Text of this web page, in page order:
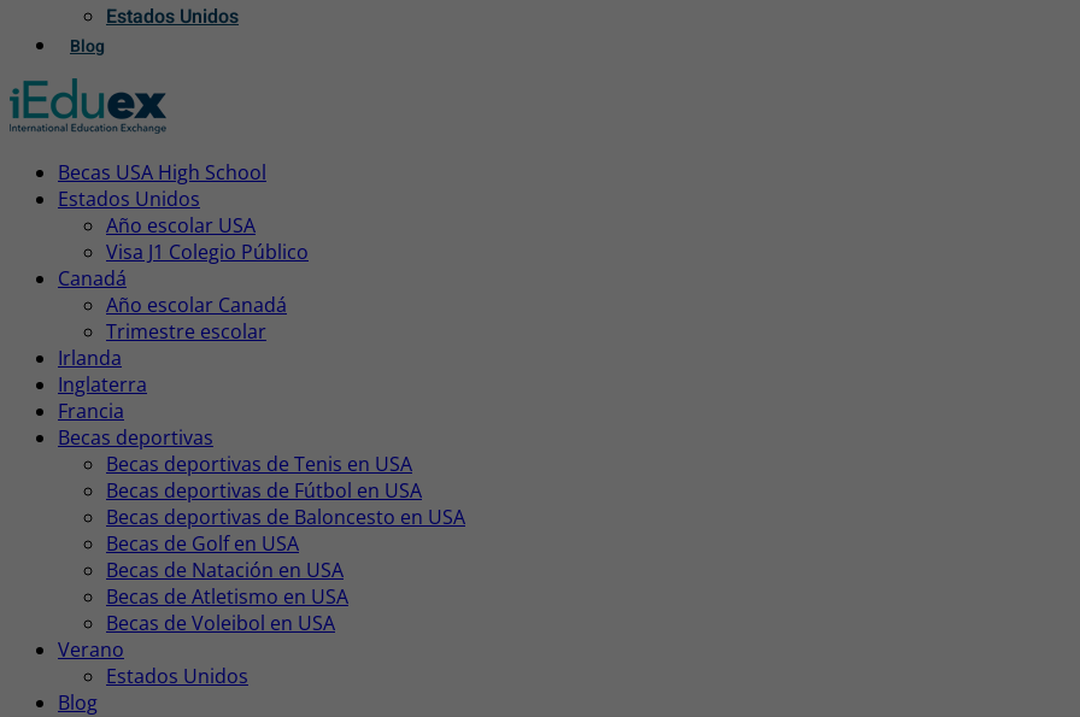
Estados Unidos
Blog
Becas USA High School
Estados Unidos
Año escolar USA
Visa J1 Colegio Público
Canadá
Año escolar Canadá
Trimestre escolar
Irlanda
Inglaterra
Francia
Becas deportivas
Becas deportivas de Tenis en USA
Becas deportivas de Fútbol en USA
Becas deportivas de Baloncesto en USA
Becas de Golf en USA
Becas de Natación en USA
Becas de Atletismo en USA
Becas de Voleibol en USA
Verano
Estados Unidos
Blog